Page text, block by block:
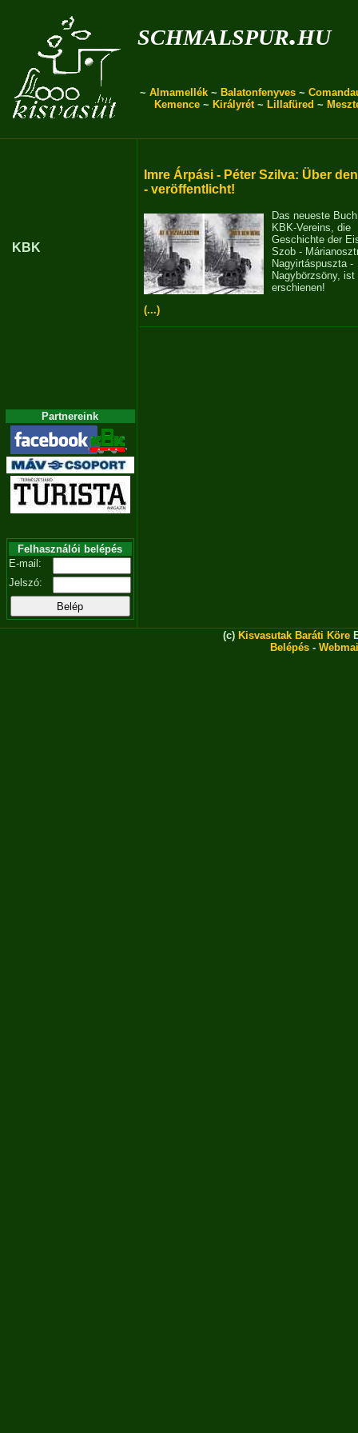
schmalspur.hu
~ Almamellék ~ Balatonfenyves ~
Kemence ~ Királyrét~ Lillafüred ~
KBK
Partnereink
Felhasználói belépés
E-mail:
Jelszó:
Imre Árpási - Péter Szilva: Über
- veröffentlicht!
Das neueste
KBK-Vereins, die
Geschichte der
Szob -
Nagyirtáspuszta -
Nagybörzsöny, ist
erschienen!
(...)
(c) Kisvasutak Baráti Köre
Belépés -